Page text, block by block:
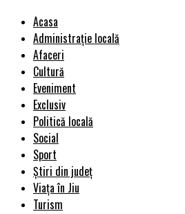
Acasa
Administrație locală
Afaceri
Cultură
Eveniment
Exclusiv
Politică locală
Social
Sport
Știri din județ
Viața în Jiu
Turism